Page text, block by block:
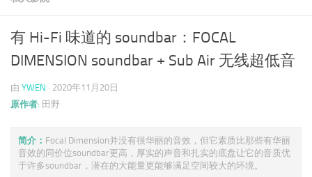
有 Hi-Fi 味道的 soundbar：FOCAL
DIMENSION soundbar + Sub Air 无线超低音
由 YWEN · 2020年11月20日
原作者: 田野
简介： Focal Dimension并没有很华丽的音效，但它素质比那些有华丽
音效的同价位soundbar更高，厚实的声音和扎实的底盘让它的音质优
于许多soundbar，潜在的大能量更能够满足空间较大的环境。